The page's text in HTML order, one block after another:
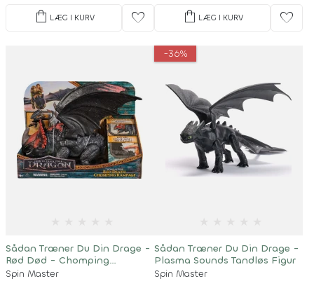
shopping_bag LÆG I KURV favorite shopping_bag LÆG I KURV favorite
Sådan Træner Du Din Drage -
Rød Død - Chomping
Rampage Sæt
Spin Master
-36%
Sådan Træner Du Din Drage -
Plasma Sounds Tandløs Figur
Spin Master